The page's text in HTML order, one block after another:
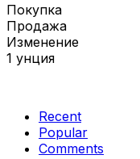
Покупка
Продажа
Изменение
1 унция
Recent
Popular
Comments